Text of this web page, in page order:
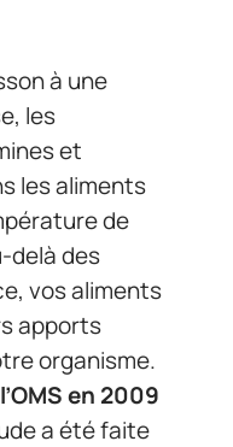
à une
les
et
les aliments
de
delà des
vos aliments
apports
organisme.
l’OMS en 2009
a été faite